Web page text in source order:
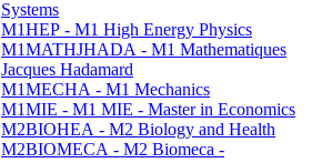
Systems
M1HEP - M1 High Energy Physics
M1MATHJHADA - M1 Mathematiques
Jacques Hadamard
M1MECHA - M1 Mechanics
M1MIE - M1 MIE - Master in Economics
M2BIOHEA - M2 Biology and Health
M2BIOMECA - M2 Biomeca -